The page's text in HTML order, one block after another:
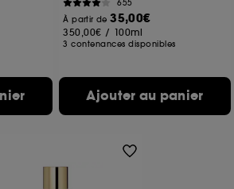
655
À partir de35,00€
350,00€ / 100ml
3 contenances disponibles
Ajouter au panier